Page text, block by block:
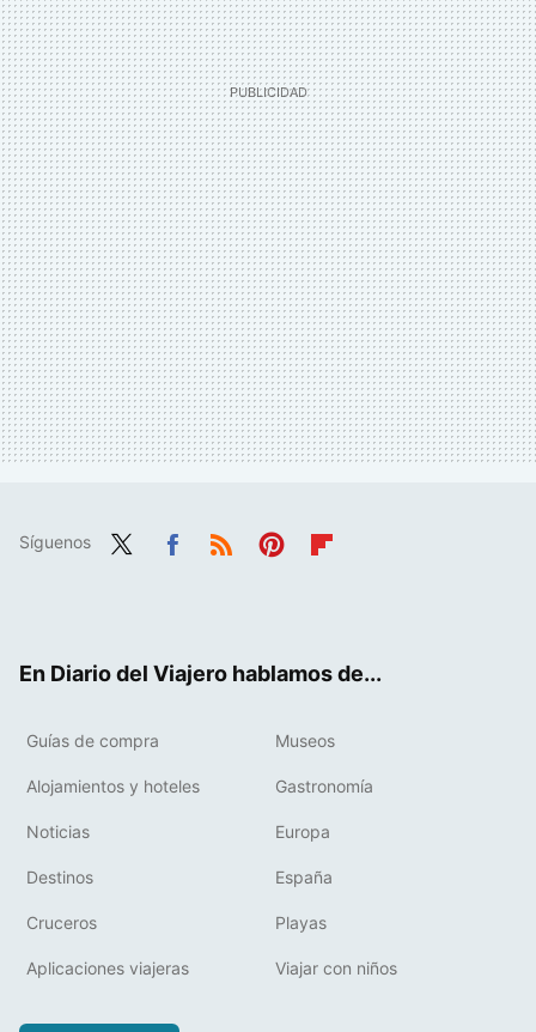
Síguenos
En Diario del Viajero hablamos de...
Guías de compra Museos
Alojamientos y hoteles Gastronomía
Noticias Europa
Destinos España
Cruceros Playas
Aplicaciones viajeras Viajar con niños